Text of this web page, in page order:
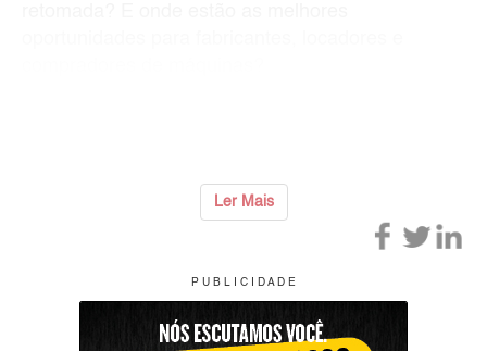
Ler Mais
P U B L I C I D A D E